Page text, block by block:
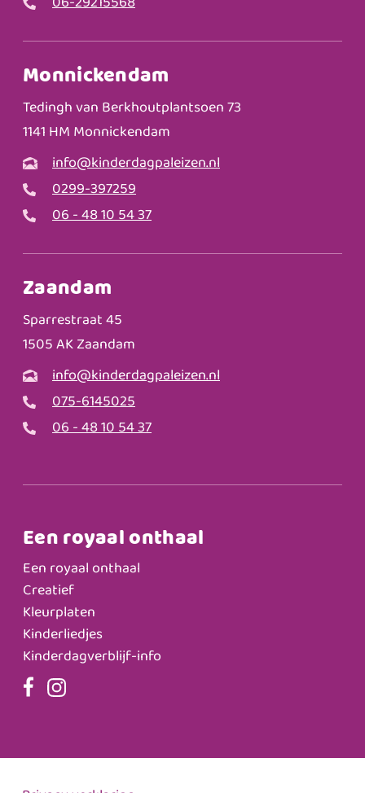
Monnickendam
Tedingh van Berkhoutplantsoen 73
1141 HM Monnickendam
info@kinderdagpaleizen.nl
0299-397259
06 - 48 10 54 37
Zaandam
Sparrestraat 45
1505 AK Zaandam
info@kinderdagpaleizen.nl
075-6145025
06 - 48 10 54 37
Een royaal onthaal
Een royaal onthaal
Creatief
Kleurplaten
Kinderliedjes
Kinderdagverblijf-info